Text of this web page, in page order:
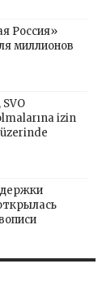
Россия»
миллионов
izin